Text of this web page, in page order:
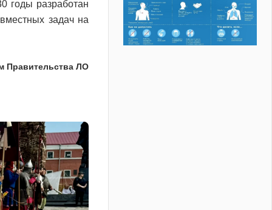
годы разработан
задач на
Правительства ЛО